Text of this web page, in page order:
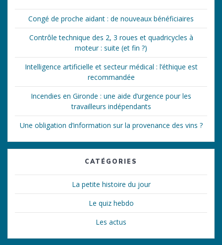
Congé de proche aidant : de nouveaux bénéficiaires
Contrôle technique des 2, 3 roues et quadricycles à
moteur : suite (et fin ?)
Intelligence artificielle et secteur médical : l’éthique est
recommandée
Incendies en Gironde : une aide d’urgence pour les
travailleurs indépendants
Une obligation d’information sur la provenance des vins ?
CATÉGORIES
La petite histoire du jour
Le quiz hebdo
Les actus